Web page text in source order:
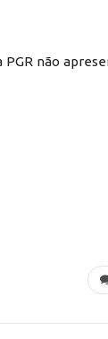
PGR não